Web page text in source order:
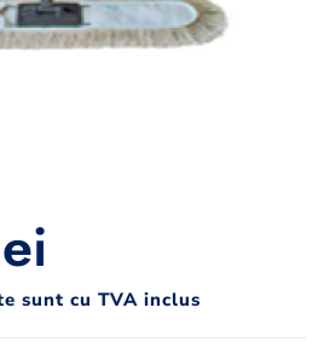
sunt cu TVA inclus